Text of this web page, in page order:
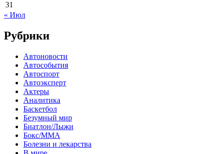
31
« Июл
Рубрики
Автоновости
Автособытия
Автоспорт
Автоэксперт
Актеры
Аналитика
Баскетбол
Безумный мир
Биатлон/Лыжи
Бокс/MMA
Болезни и лекарства